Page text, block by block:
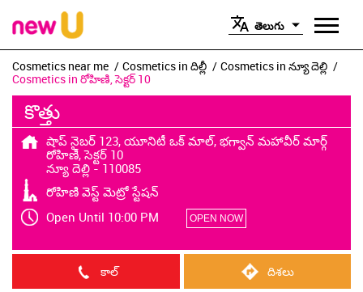
తెలుగు
Cosmetics near me Cosmetics in దిల్లీ
Cosmetics in న్యూ దెల్లి
Cosmetics in రోహిణి, సెక్టర్ 10
కొత్తు
షాప్ నైబర్ 123, యూనిటీ ఒక్ మాల్, భగ్వాన్ మహావీర్ మార్గ్
రోహిణి, సెక్టర్ 10
న్యూ దెల్లి - 110085
రోహిణి వెస్ట్ మెట్రో స్టేషన్
Open Until 10:00 PM
OPEN NOW
కాల్ దిశలు